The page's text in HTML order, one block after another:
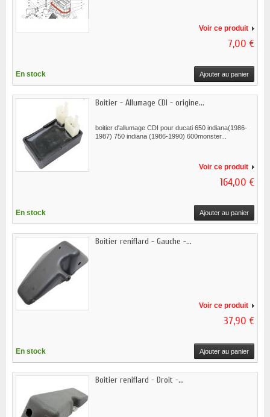
Voir ce produit
7,00 €
En stock Ajouter au panier
Boitier - Allumage CDI - origine...
boitier d'allumage CDI pour ducati 650 indiana(1986-
1987) 750 indiana (1986-1990) 600monster...
Voir ce produit
164,00 €
En stock Ajouter au panier
Boitier reniflard - Gauche -...
Voir ce produit
37,90 €
En stock Ajouter au panier
Boitier reniflard - Droit -...